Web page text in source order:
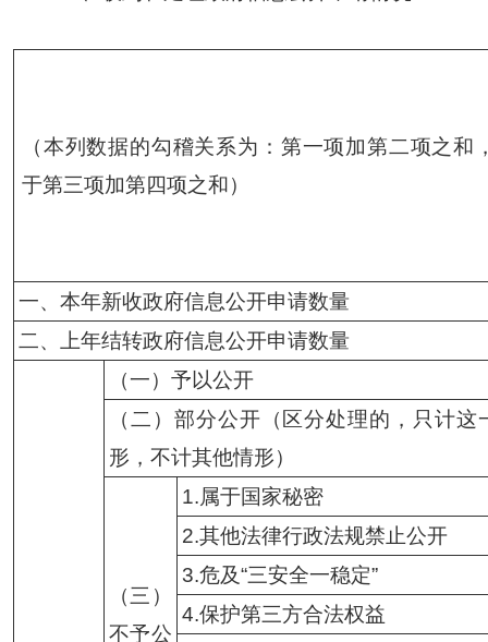
（本列数据的勾稽关系为：第一项加第二项之和
于第三项加第四项之和）
一、本年新收政府信息公开申请数量
二、上年结转政府信息公开申请数量
（一）予以公开
（二）部分公开（区分处理的，只计这
形，不计其他情形）
（三）
不予公
1.属于国家秘密
2.其他法律行政法规禁止公开
3.危及“三安全一稳定”
4.保护第三方合法权益